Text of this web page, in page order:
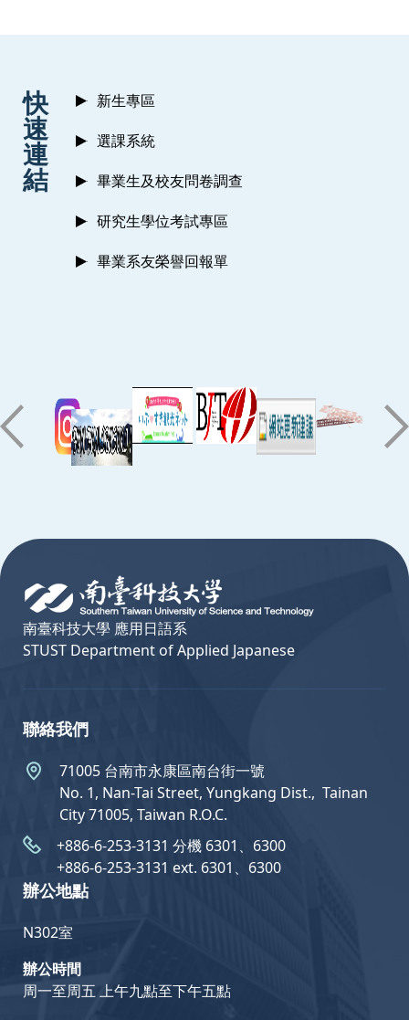
快
速
連
結
新生專區
選課系統
畢業生及校友問卷調查
研究生學位考試專區
畢業系友榮譽回報單
南臺科技大學 應用日語系
STUST Department of Applied Japanese
聯絡我們
71005 台南市永康區南台街一號
No. 1, Nan-Tai Street, Yungkang Dist.,  Tainan
City 71005, Taiwan R.O.C.
+886-6-253-3131 分機 6301、6300
+886-6-253-3131 ext. 6301、6300
辦公地點
N302室
辦公時間
周一至周五 上午九點至下午五點